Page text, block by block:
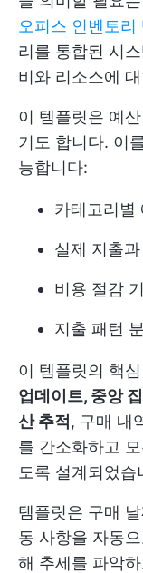
오피스 인벤토리
리를 통합된 시
비와 리소스에
이 템플릿은 예
기도 합니다. 이
능합니다:
카테고리별
실제 지출
비용 절감
지출 패턴
이 템플릿의 핵
업데이트, 중앙
산 추적 , 구매 내
를 간소화하고
도록 설계되었습
템플릿은 구매
동 사항을 자동
해 추세를 파악